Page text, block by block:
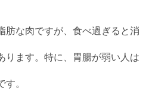
肪な肉ですが、食べ過ぎると消
ります。特に、胃腸が弱い人は
。